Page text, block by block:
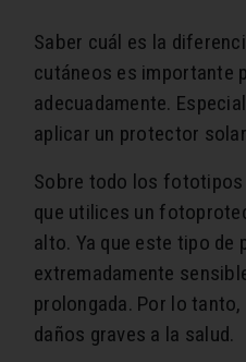
Saber cuál es la
cutáneos es importante
adecuadamente.
aplicar un protector
Sobre todo los fototipos
que utilices un
alto. Ya que este tipo de
extremadamente
prolongada. Por lo
daños graves a la salud.